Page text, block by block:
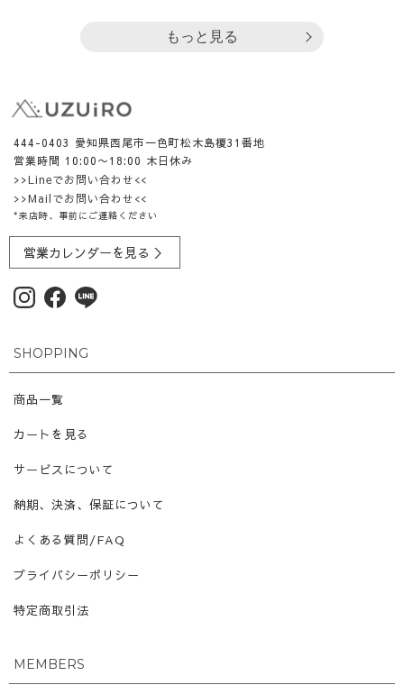
もっと見る
444-0403 愛知県西尾市一色町松木島榎31番地
営業時間 10:00〜18:00 木日休み
>>Lineでお問い合わせ<<
>>Mailでお問い合わせ<<
*来店時、事前にご連絡ください
営業カレンダーを見る ＞
SHOPPING
商品一覧
カートを見る
サービスについて
納期、決済、保証について
よくある質問/FAQ
プライバシーポリシー
特定商取引法
MEMBERS